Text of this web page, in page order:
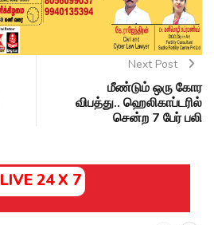
Next Post
மீண்டும் ஒரு கோர
விபத்து.. ஹெலிகாப்டரில்
சென்ற 7 பேர் பலி
LIVE 24 X 7